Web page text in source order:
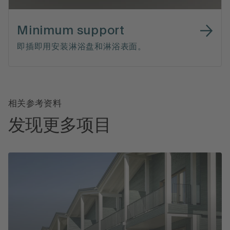
Minimum support
即插即用安装淋浴盘和淋浴表面。
相关参考资料
发现更多项目